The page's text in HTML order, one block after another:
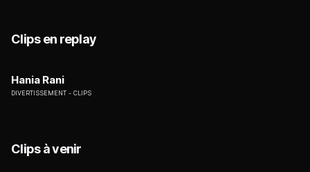
Clips en replay
Hania Rani
DIVERTISSEMENT CLIPS
Clips à venir